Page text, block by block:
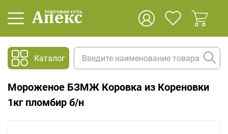
Каталог
Мороженое БЗМЖ Коровка из Кореновки
1кг пломбир б/н